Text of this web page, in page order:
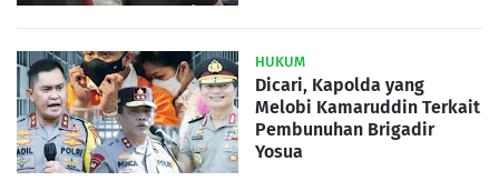
HUKUM
Dicari, Kapolda yang
Melobi Kamaruddin Terkait
Pembunuhan Brigadir
Yosua